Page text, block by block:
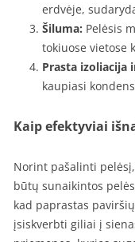
erdvėje,
Šiluma: Pelėsis
tokiuose vietose
Prasta izoliacija
kaupiasi
Kaip efektyviai
Norint pašalinti
būtų sunaikintos
kad paprastas
įsiskverbti giliai į